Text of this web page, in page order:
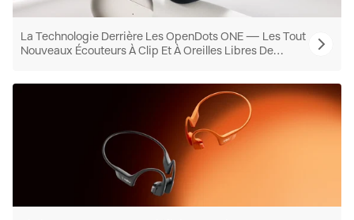
La Technologie Derrière Les OpenDots ONE — Les Tout
Nouveaux Écouteurs À Clip Et À Oreilles Libres De